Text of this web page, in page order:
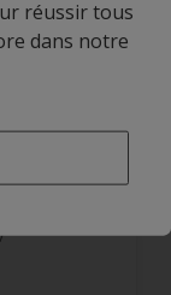
pas
réussir tous
dans notre